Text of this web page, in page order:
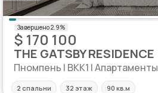
$ 170 100
THE GATSBY RESIDENCE
Пномпень | BKK1 | Апартаменты
2 спальни 32 этаж 90 кв.м